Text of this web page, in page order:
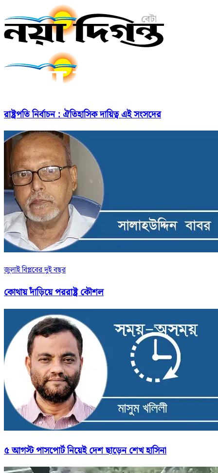
রাষ্ট্রপতি নির্বাচন : ঐতিহাসিক দায়িত্ব এই সংসদের
জুলাই বিপ্লবের দুই বছর
কোথায় দাঁড়িয়ে পররাষ্ট্র কৌশল
৫ আগস্ট পাসপোর্ট নিয়েই দেশ ছাড়েন শেখ হাসিনা